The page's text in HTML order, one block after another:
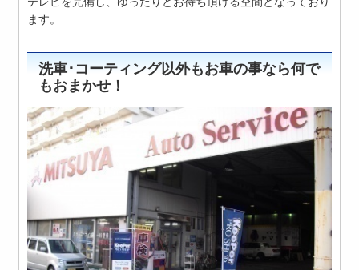
ます。
洗車･コーティング以外もお車の事なら何で
もおまかせ！